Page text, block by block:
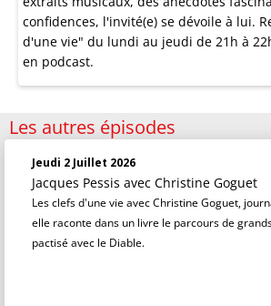
confidences, l'invité(e) se dévoile à lui.
d'une vie" du lundi au jeudi de 21h à
en podcast.
Les autres épisodes
Jeudi 2 Juillet 2026
Jacques Pessis avec Christine Goguet
Les clefs d'une vie avec Christine Goguet,
elle raconte dans un livre le parcours de
pactisé avec le Diable.